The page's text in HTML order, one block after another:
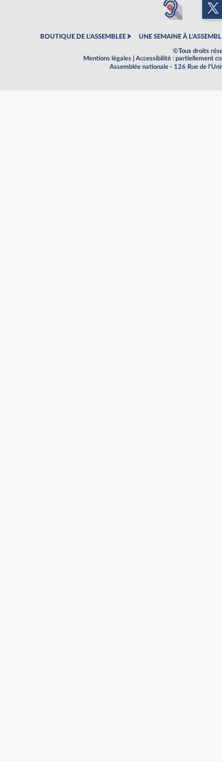
BOUTIQUE DE L'ASSEMBLEE UNE SEMAINE À
©Tous droits
Mentions légales
Accessibilité : partiellement
Assemblée nationale - 126 Rue de